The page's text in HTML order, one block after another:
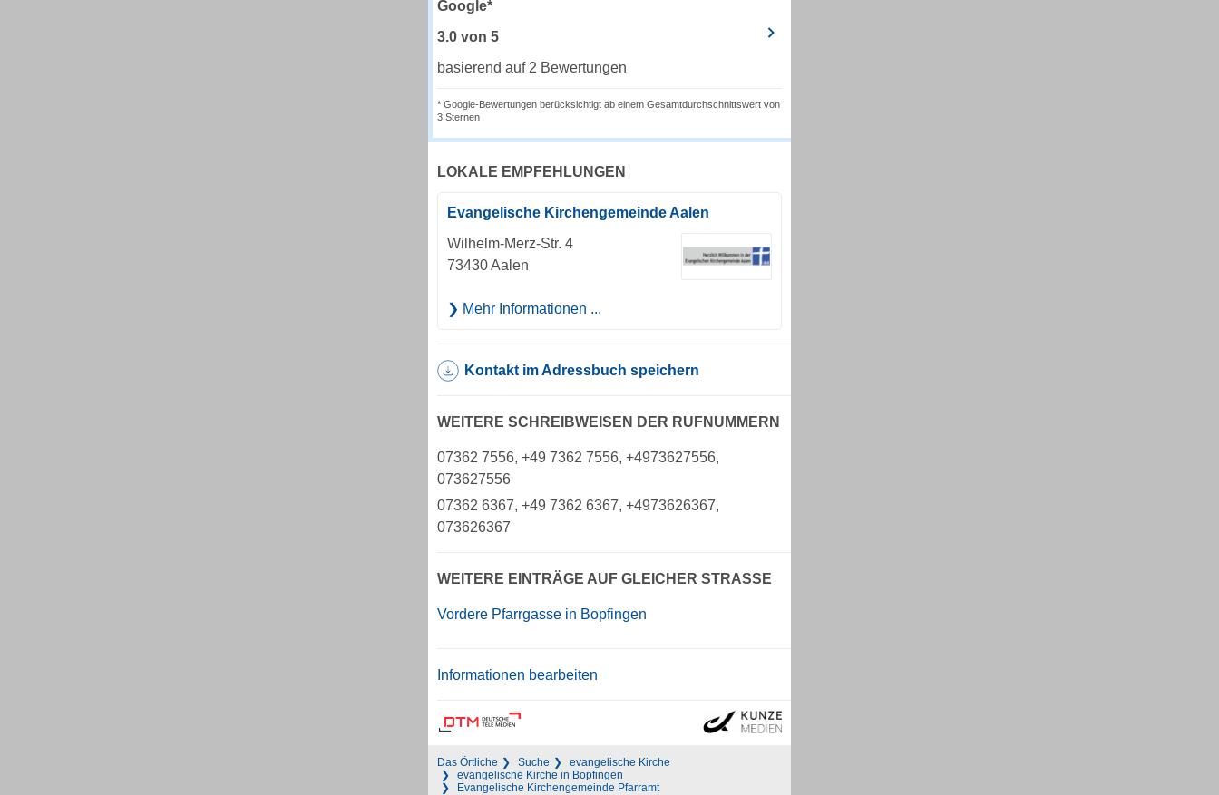
Google*
3.0 von 5
basierend auf 2 Bewertungen
* Google-Bewertungen berücksichtigt ab einem Gesamtdurchschnittswert von
3 Sternen
LOKALE EMPFEHLUNGEN
Evangelische Kirchengemeinde Aalen
Wilhelm-Merz-Str. 4
73430 Aalen
Mehr Informationen ...
Kontakt im Adressbuch speichern
WEITERE SCHREIBWEISEN DER RUFNUMMERN
07362 7556, +49 7362 7556, +4973627556,
073627556
07362 6367, +49 7362 6367, +4973626367,
073626367
WEITERE EINTRÄGE AUF GLEICHER STRASSE
Vordere Pfarrgasse in Bopfingen
Informationen bearbeiten
Das Örtliche Suche
evangelische Kirche
evangelische Kirche in Bopfingen
Evangelische Kirchengemeinde Pfarramt